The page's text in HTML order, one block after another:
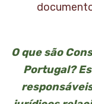
O que são
Portugal?